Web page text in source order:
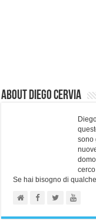
About Diego Cervia
sono
Se hai bisogno di